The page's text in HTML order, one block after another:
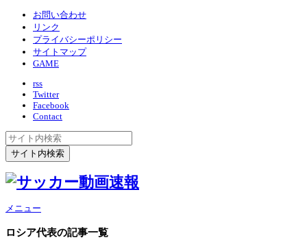
お問い合わせ
リンク
プライバシーポリシー
サイトマップ
GAME
rss
Twitter
Facebook
Contact
メニュー
ロシア代表の記事一覧